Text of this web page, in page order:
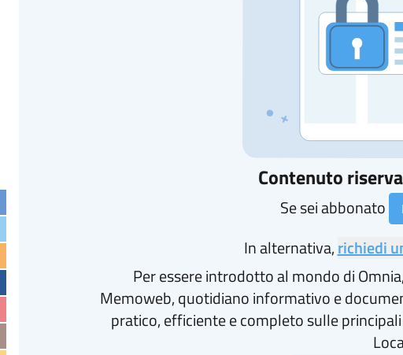
Contenuto
Se sei abbonato
In alternativa,richiedi
Per essere introdotto al mondo di
Memoweb, quotidiano informativo e
pratico, efficiente e completo sulle